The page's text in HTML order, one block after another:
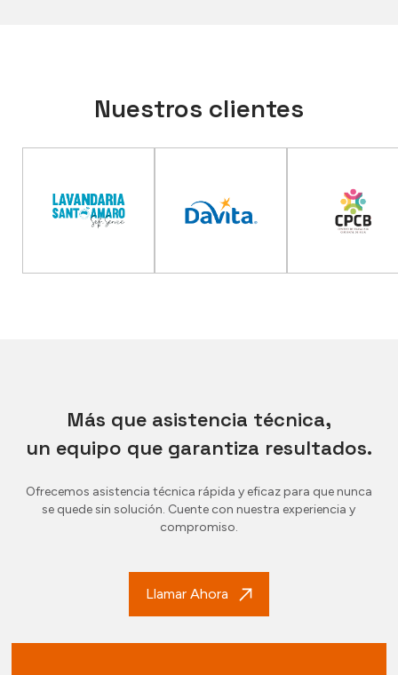
Nuestros clientes
Más que asistencia técnica,
un equipo que garantiza resultados.
Ofrecemos asistencia técnica rápida y eficaz para que nunca
se quede sin solución. Cuente con nuestra experiencia y
compromiso.
Llamar Ahora